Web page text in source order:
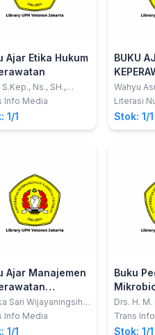
Ajar Etika Hukum
S.Kep., Ns., SH.,
Rina Tampake,
Info Media
1/1
BUKU
Wahyu
Literasi
Stok: 1/1
Ajar Manajemen
Sari Wijayaningsih,
Ns., M.Kep., M.Pd.;
Info Media
1/1
Buku
Drs. H.
Trans
Stok: 1/1